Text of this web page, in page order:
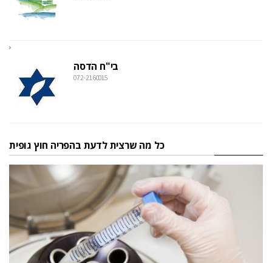
בי"ח הדסה
072-2160015
כל מה שרצית לדעת בהפריה חוץ גופית